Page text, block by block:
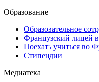
Образование
Образовательное
Французский лицей
Поехать учиться во
Стипендии
Медиатека